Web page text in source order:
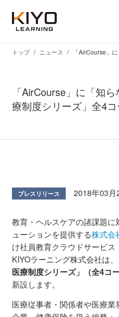
「AirCourse」に「知
療制度シリーズ」全4
トップ ニュース
プレスリリース 2018年03月
教育・ヘルスケアの諸課題に
ューションを提供する株式会
け社員教育クラウドサービス
KIYOラーニング株式会社は、
医療制度シリーズ」（全4コー
新設します。
医療従事者・関係者や医療